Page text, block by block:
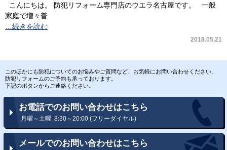
こんにちは。 防犯リフォーム専門店のウエラ名古屋です。 一般
家庭で増々普
…続きを読む
2018.05.21
このほかにも防犯についてのお悩みやご質問など、お気軽にお問い合わせください。
防犯リフォームのご予約も承っております。
下記のボタンからご連絡ください。
お電話でのお問い合わせはこちら
月曜～土曜 8:30～20:00 (フリーダイヤル)
メールでのお問い合わせはこちら